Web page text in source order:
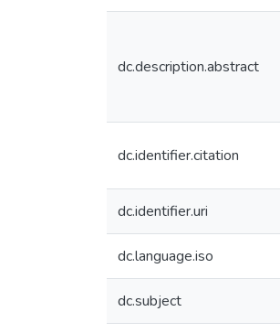
dc.description.abstract
dc.identifier.citation
dc.identifier.uri
dc.language.iso
dc.subject